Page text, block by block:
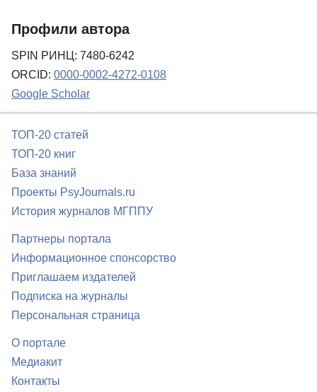
Профили автора
SPIN РИНЦ: 7480-6242
ORCID: 0000-0002-4272-0108
Google Scholar
ТОП-20 статей
ТОП-20 книг
База знаний
Проекты PsyJournals.ru
История журналов МГППУ
Партнеры портала
Информационное спонсорство
Приглашаем издателей
Подписка на журналы
Персональная страница
О портале
Медиакит
Контакты